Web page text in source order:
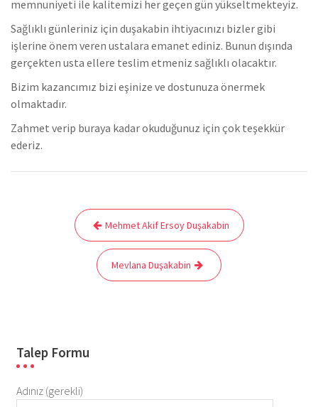
memnuniyeti ile kalitemizi her geçen gün yükseltmekteyiz.
Sağlıklı günleriniz için duşakabin ihtiyacınızı bizler gibi
işlerine önem veren ustalara emanet ediniz. Bunun dışında
gerçekten usta ellere teslim etmeniz sağlıklı olacaktır.
Bizim kazancımız bizi eşinize ve dostunuza önermek
olmaktadır.
Zahmet verip buraya kadar okuduğunuz için çok teşekkür
ederiz.
gezinmesi
Mehmet Akif Ersoy Duşakabin
Mevlana Duşakabin
Talep Formu
Adınız (gerekli)